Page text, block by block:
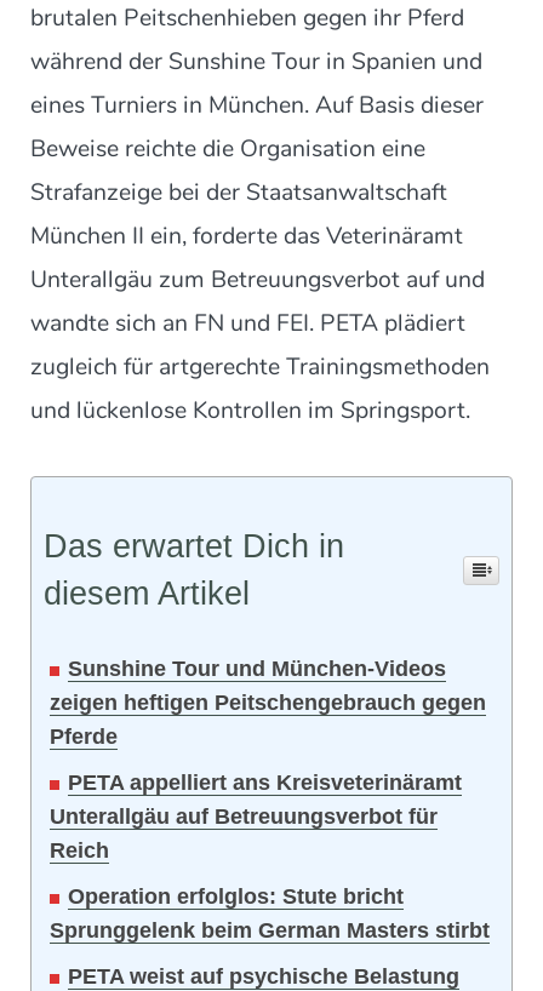
brutalen Peitschenhieben gegen ihr Pferd
während der Sunshine Tour in Spanien und
eines Turniers in München. Auf Basis dieser
Beweise reichte die Organisation eine
Strafanzeige bei der Staatsanwaltschaft
München II ein, forderte das Veterinäramt
Unterallgäu zum Betreuungsverbot auf und
wandte sich an FN und FEI. PETA plädiert
zugleich für artgerechte Trainingsmethoden
und lückenlose Kontrollen im Springsport.
Das erwartet Dich in
diesem Artikel
Sunshine Tour und München-Videos
zeigen heftigen Peitschengebrauch gegen
Pferde
PETA appelliert ans Kreisveterinäramt
Unterallgäu auf Betreuungsverbot für
Reich
Operation erfolglos: Stute bricht
Sprunggelenk beim German Masters stirbt
PETA weist auf psychische Belastung